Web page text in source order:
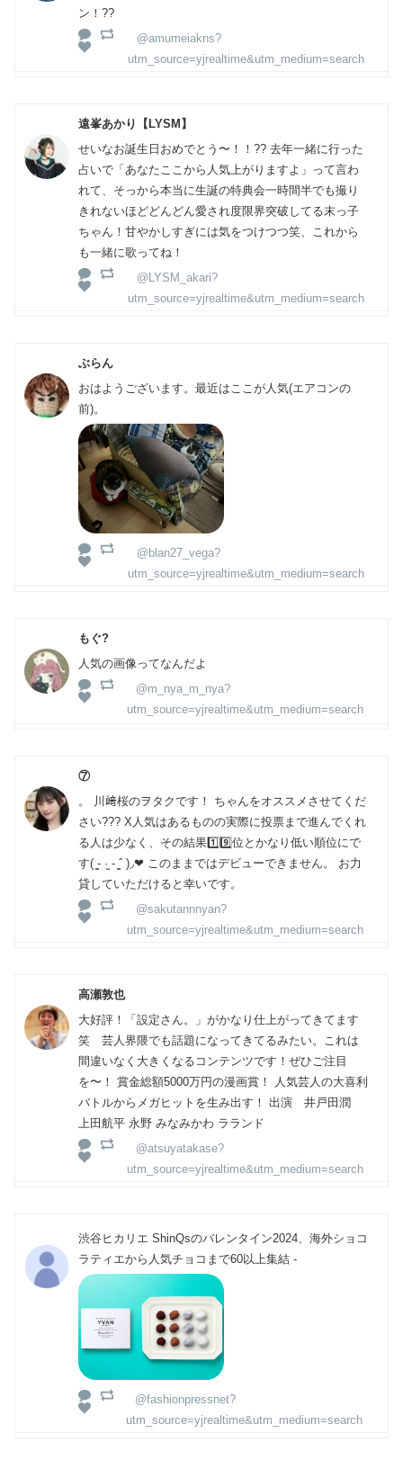
ン！??
@amumeiakns?
utm_source=yjrealtime&utm_medium=search
遠峯あかり【LYSM】
せいなお誕生日おめでとう〜！！?? 去年一緒に行った
占いで「あなたここから人気上がりますよ」って言わ
れて、そっから本当に生誕の特典会一時間半でも撮り
きれないほどどんどん愛され度限界突破してる末っ子
ちゃん！甘やかしすぎには気をつけつつ笑、これから
も一緒に歌ってね！
@LYSM_akari?
utm_source=yjrealtime&utm_medium=search
ぶらん
おはようございます。最近はここが人気(エアコンの
前)。
@blan27_vega?
utm_source=yjrealtime&utm_medium=search
もぐ?
人気の画像ってなんだよ
@m_nya_m_nya?
utm_source=yjrealtime&utm_medium=search
⑦
。 川﨑桜のヲタクです！ ちゃんをオススメさせてくだ
さい︎?︎︎?︎︎?︎ X人気はあるものの実際に投票まで進んでくれ
る人は少なく、その結果1️⃣9️⃣位とかなり低い順位にで
す( ̳- ·̫ - ̳ˆ )◞❤︎ このままではデビューできません。 お力
貸していただけると幸いです。
@sakutannnyan?
utm_source=yjrealtime&utm_medium=search
高瀬敦也
大好評！「設定さん。」がかなり仕上がってきてます
笑 芸人界隈でも話題になってきてるみたい。これは
間違いなく大きくなるコンテンツです！ぜひご注目
を〜！ 賞金総額5000万円の漫画賞！ 人気芸人の大喜利
バトルからメガヒットを生み出す！ 出演 井戸田潤
上田航平 永野 みなみかわ ラランド
@atsuyatakase?
utm_source=yjrealtime&utm_medium=search
渋谷ヒカリエ ShinQsのバレンタイン2024、海外ショコ
ラティエから人気チョコまで60以上集結 -
@fashionpressnet?
utm_source=yjrealtime&utm_medium=search